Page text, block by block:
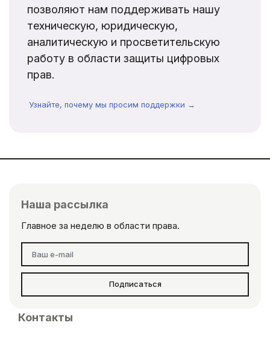
позволяют нам поддерживать нашу
техническую, юридическую,
аналитическую и просветительскую
работу в области защиты цифровых
прав.
Узнайте, почему мы просим поддержки →
Наша рассылка
Главное за неделю в области права.
Подписаться
Контакты